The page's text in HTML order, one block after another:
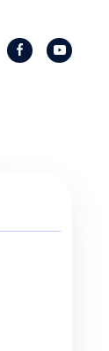
Hledat Facebook